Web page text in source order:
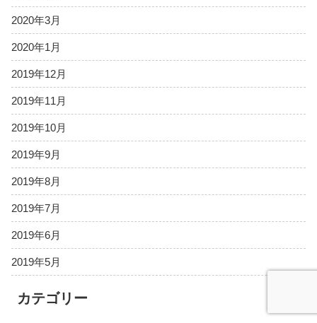
2020年3月
2020年1月
2019年12月
2019年11月
2019年10月
2019年9月
2019年8月
2019年7月
2019年6月
2019年5月
カテゴリー